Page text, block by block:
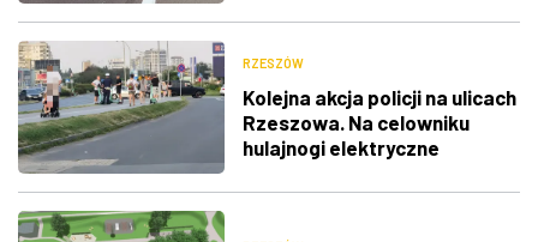
RZESZÓW
Kolejna akcja policji na ulicach
Rzeszowa. Na celowniku
hulajnogi elektryczne